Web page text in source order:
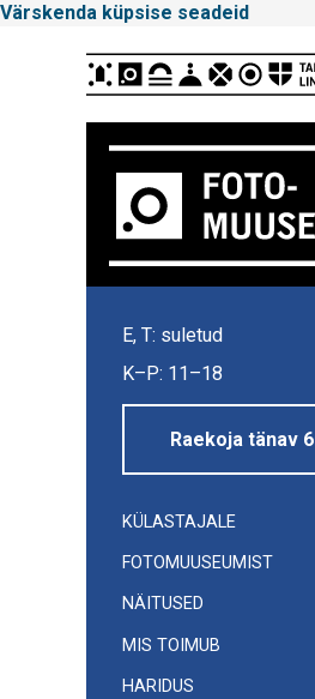
Värskenda küpsise seadeid
Linnamuuseum
E, T: suletud
K–P: 11–18
Raekoja tänav 6
KÜLASTAJALE
FOTOMUUSEUMIST
NÄITUSED
MIS TOIMUB
HARIDUS